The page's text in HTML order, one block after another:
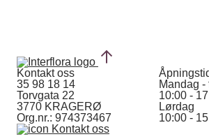
Kontakt oss
35 98 18 14
Torvgata 22
3770 KRAGERØ
Org.nr.: 974373467
Kontakt oss
Mandag -
10:00 -
Lørdag
10:00 -